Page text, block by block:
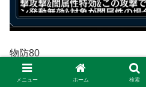
物防80
命中率15
メニュー ホーム 検索